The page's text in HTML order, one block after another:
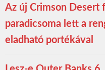
Az új Crimson Desert
paradicsoma lett a
eladható portékával